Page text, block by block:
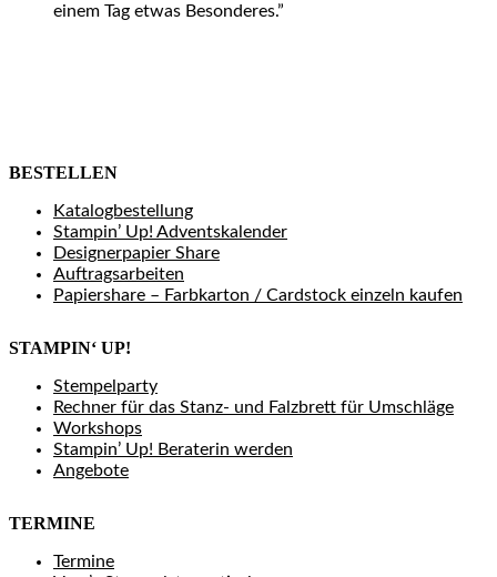
einem Tag etwas Besonderes.”
BESTELLEN
Katalogbestellung
Stampin’ Up! Adventskalender
Designerpapier Share
Auftragsarbeiten
Papiershare – Farbkarton / Cardstock einzeln kaufen
STAMPIN‘ UP!
Stempelparty
Rechner für das Stanz- und Falzbrett für Umschläge
Workshops
Stampin’ Up! Beraterin werden
Angebote
TERMINE
Termine